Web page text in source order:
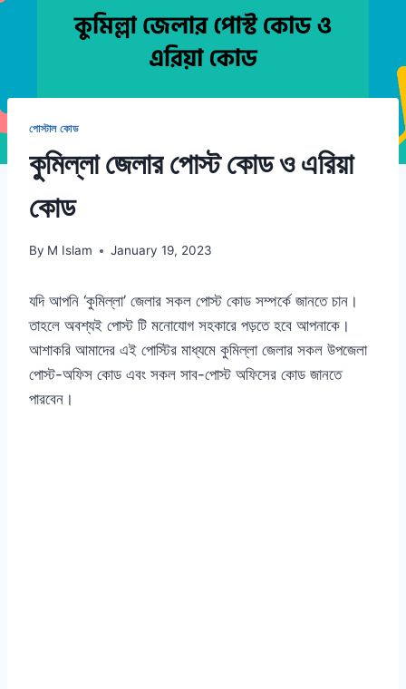
পোস্টাল কোড
কুমিল্লা জেলার পোস্ট কোড ও এরিয়া
কোড
By M Islam January 19, 2023
যদি আপনি ‘কুমিল্লা’ জেলার সকল পোস্ট কোড সম্পর্কে জানতে চান।
তাহলে অবশ্যই পোস্ট টি মনোযোগ সহকারে পড়তে হবে আপনাকে।
আশাকরি আমাদের এই পোস্টির মাধ্যমে কুমিল্লা জেলার সকল উপজেলা
পোস্ট-অফিস কোড এবং সকল সাব-পোস্ট অফিসের কোড জানতে
পারবেন।